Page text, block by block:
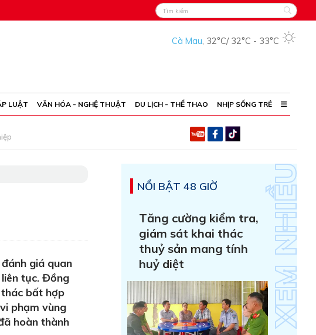
Cà Mau, 32°C/ 32°C - 33°C
LUẬT VĂN HÓA - NGHỆ THUẬT DU LỊCH - THỂ THAO NHỊP SỐNG TRẺ
giá quan
tục. Đồng
bất hợp
phạm vùng
hoàn thành
NỔI BẬT 48 GIỜ
Tăng cường kiểm tra,
giám sát khai thác
thuỷ sản mang tính
huỷ diệt